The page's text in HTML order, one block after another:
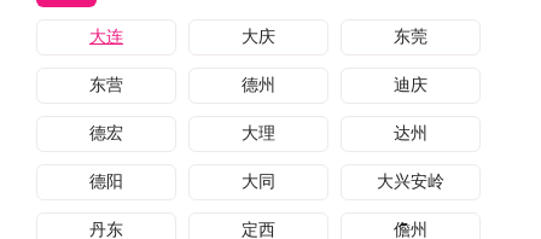
大连 大庆 东莞
东营 德州 迪庆
德宏 大理 达州
德阳 大同 大兴安岭
丹东 定西 儋州